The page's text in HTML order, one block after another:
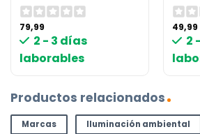
79,99
2 - 3 días
laborables
49,99
2
Productos relacionados
Marcas Iluminación ambiental